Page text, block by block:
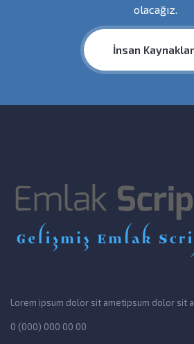
olacağız.
İnsan
Lorem ipsum dolor sit ametipsum dolor sit
0 (000) 000 00 00